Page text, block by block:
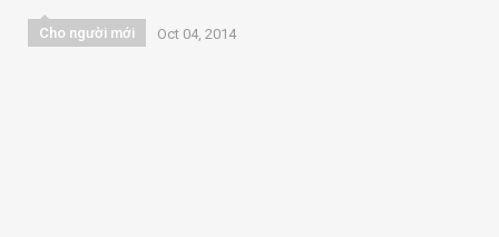
Cho người mới Oct 04, 2014